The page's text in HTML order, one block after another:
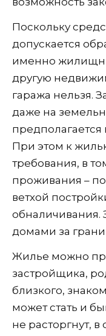
Поскольку
допускается
именно
другую
гаража нельзя.
даже на
При этом к
требования, в
проживания –
ветхой
домами за
Жилье можно
застройщика,
близкого,
может стать и
не расторгнут,